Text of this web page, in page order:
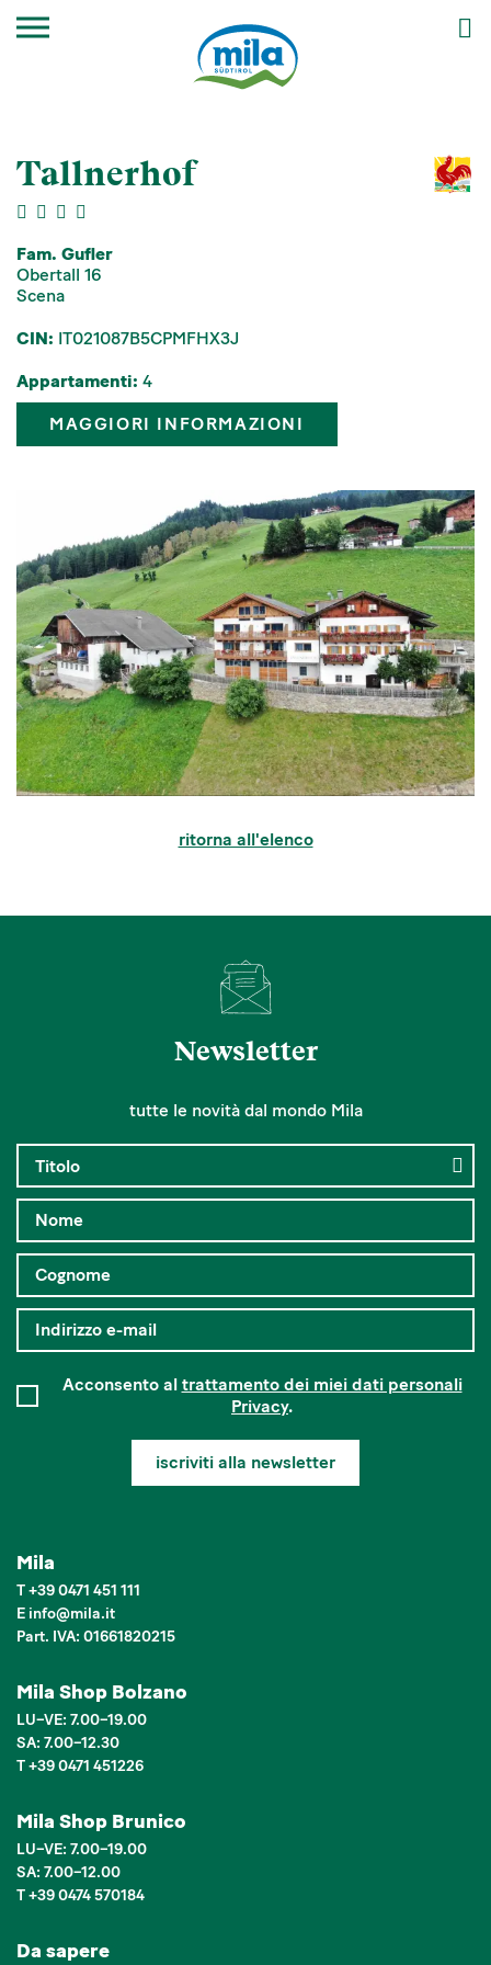
Tallnerhof
Fam. Gufler
Obertall 16
Scena
CIN: IT021087B5CPMFHX3J
Appartamenti: 4
MAGGIORI INFORMAZIONI
ritorna all'elenco
Newsletter
tutte le novità dal mondo Mila
Acconsento al trattamento dei miei dati personali
Privacy.
iscriviti alla newsletter
Mila
T+39 0471 451 111
E info@mila.it
Part. IVA: 01661820215
Mila Shop Bolzano
LU–VE: 7.00–19.00
SA: 7.00–12.30
T +39 0471 451226
Mila Shop Brunico
LU–VE: 7.00–19.00
SA: 7.00–12.00
T +39 0474 570184
Da sapere